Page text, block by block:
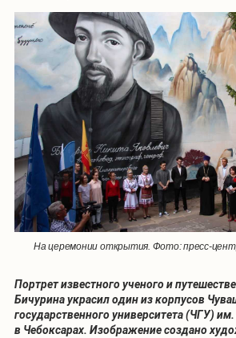
На церемонии открытия. Фото: пресс-
Портрет известного ученого и
Бичурина украсил один из корпусов
государственного университета (ЧГУ)
в Чебоксарах. Изображение создано